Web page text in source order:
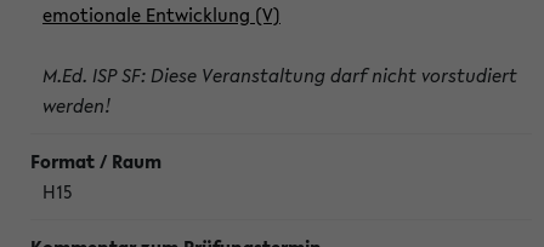
emotionale Entwicklung (V)
M.Ed. ISP SF: Diese Veranstaltung darf nicht vorstudiert
werden!
H15